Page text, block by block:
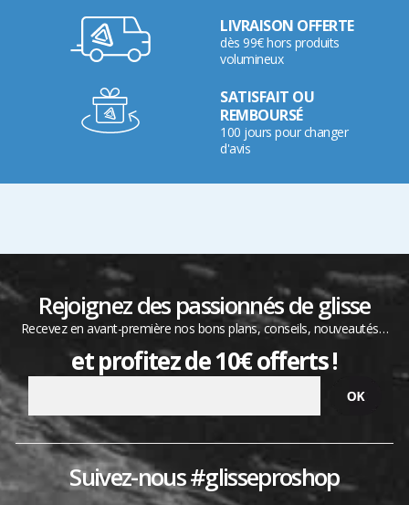
LIVRAISON OFFERTE
dès 99€ hors produits
volumineux
SATISFAIT OU
REMBOURSÉ
100 jours pour changer
d'avis
Rejoignez des passionnés de glisse
Recevez en avant-première nos bons plans, conseils, nouveautés…
et profitez de 10€ offerts !
Suivez-nous #glisseproshop